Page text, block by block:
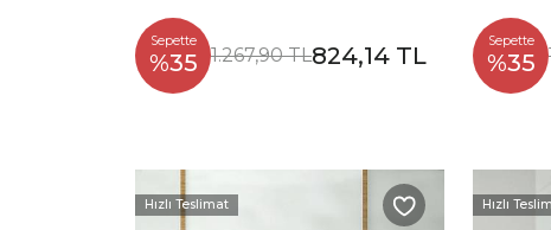
Sepette
%35 1.267,90 TL824,14 TL
Sepette
%35
Hızlı Teslimat Hızlı